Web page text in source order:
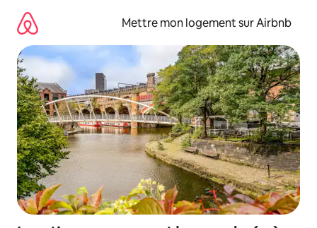
directement
contenu
Mettre mon logement sur Airbnb